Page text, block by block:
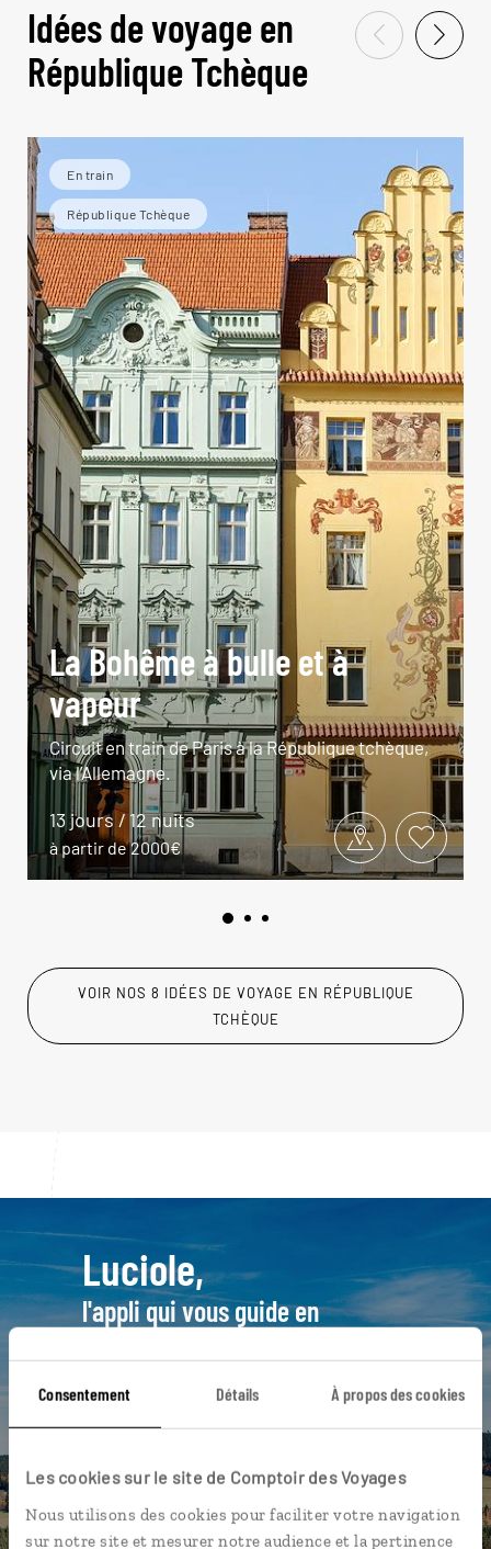
Consentement Détails À propos des cookies
Les cookies sur le site de Comptoir des Voyages
Nous utilisons des cookies pour faciliter votre navigation
sur notre site et mesurer notre audience et la pertinence
Idées de voyage en
République Tchèque
En train
République Tchèque
La Bohême à bulle et à
vapeur
Circuit en train de Paris à la République tchèque,
via l’Allemagne.
13 jours / 12 nuits
à partir de 2000€
VOIR NOS 8 IDÉES DE VOYAGE EN RÉPUBLIQUE
TCHÈQUE
Luciole,
l'appli qui vous guide en
L’itinéraire vers votre penzionen 1
Prague
Les plus beaux monuments à